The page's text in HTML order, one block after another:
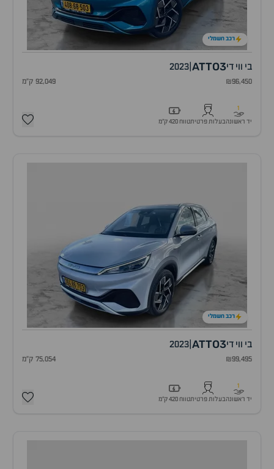
רכב חשמלי
בי ווי דיATTO3
2023
₪96,450 92,049 ק"מ
1
יד ראשונהבעלות פרטיתטווח 420 ק״מ
רכב חשמלי
בי ווי דיATTO3
2023
₪99,495 75,054 ק"מ
1
יד ראשונהבעלות פרטיתטווח 420 ק״מ